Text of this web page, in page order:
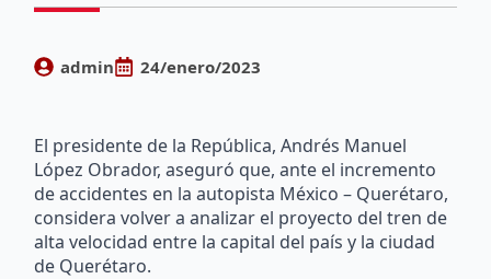
admin 24/enero/2023
El presidente de la República, Andrés Manuel
López Obrador, aseguró que, ante el incremento
de accidentes en la autopista México – Querétaro,
considera volver a analizar el proyecto del tren de
alta velocidad entre la capital del país y la ciudad
de Querétaro.